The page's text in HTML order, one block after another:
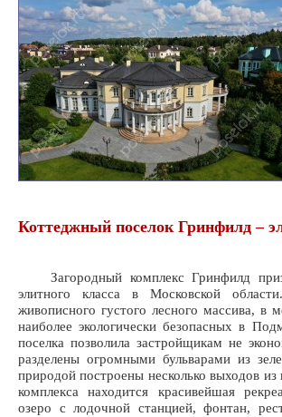
Коттеджный поселок Гринфилд –
Загородный комплекс Гринфилд
элитного класса в Московской
живописного густого лесного массива, в
наиболее экологически безопасных в
поселка позволила застройщикам не
разделены огромными бульварами из
природой построены несколько выходов
комплекса находится красивейшая
озеро с лодочной станцией, фонтан,